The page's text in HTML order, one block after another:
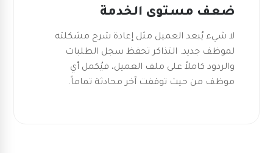
ضعف مستوى الخدمة
لا شيء يُبعد العميل مثل إعادة شرح مشكلته
لموظف جديد. التذاكر تحفظ سجل الطلبات
والردود كاملاً على ملف العميل، فيُكمل أي
موظف من حيث توقفت آخر محادثة تماماً.